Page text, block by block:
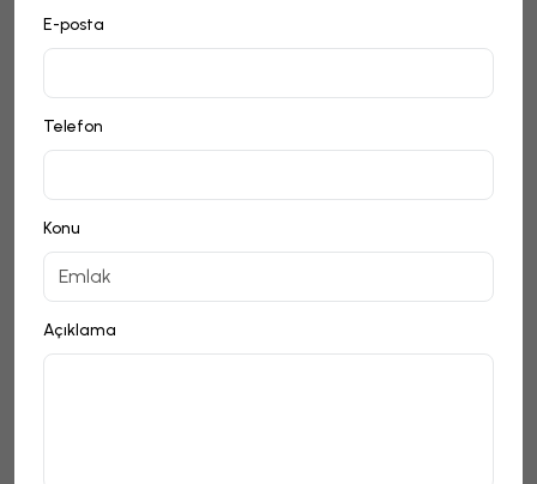
E-posta
Telefon
Konu
Açıklama